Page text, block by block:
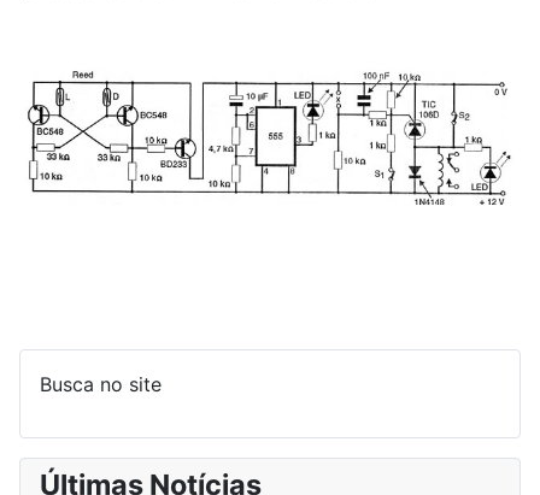
Busca no site
Últimas Notícias